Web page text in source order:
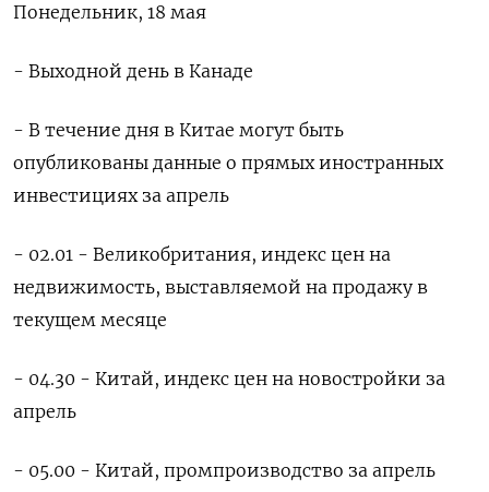
Понедельник, 18 мая
- Выходной день в Канаде
- В течение дня в Китае могут быть
опубликованы данные о прямых иностранных
инвестициях за апрель
- 02.01 - Великобритания, индекс цен на
недвижимость, выставляемой на продажу в
текущем месяце
- 04.30 - Китай, индекс цен на новостройки ‌за
апрель
- 05.00 - Китай, промпроизводство за апрель